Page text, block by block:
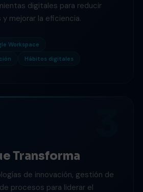
digitales para reducir
mejorar la eficiencia.
Workspace
Hábitos digitales
Transforma
de innovación, gestión de
procesos para liderar el